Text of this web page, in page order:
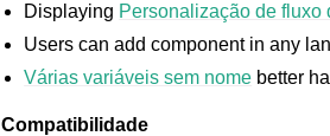
Displaying Personalização de fluxo
Users can add component in any
Várias variáveis sem nome better
Compatibilidade